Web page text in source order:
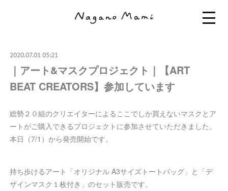
2020.07.01 05:21
｜アート&マスクプロジェクト｜【ART
BEAT CREATORS】参加しています
総勢２０組のクリエイターによるここでしか買えないマスクとア
ートがご購入できるプロジェクトに参加させていただきました。
本日（7/1）から発売開始です。
持ち歩けるアート「オリジナル A3サイズトートバッグ」と「デ
ザインマスク１枚付き」のセット販売です。